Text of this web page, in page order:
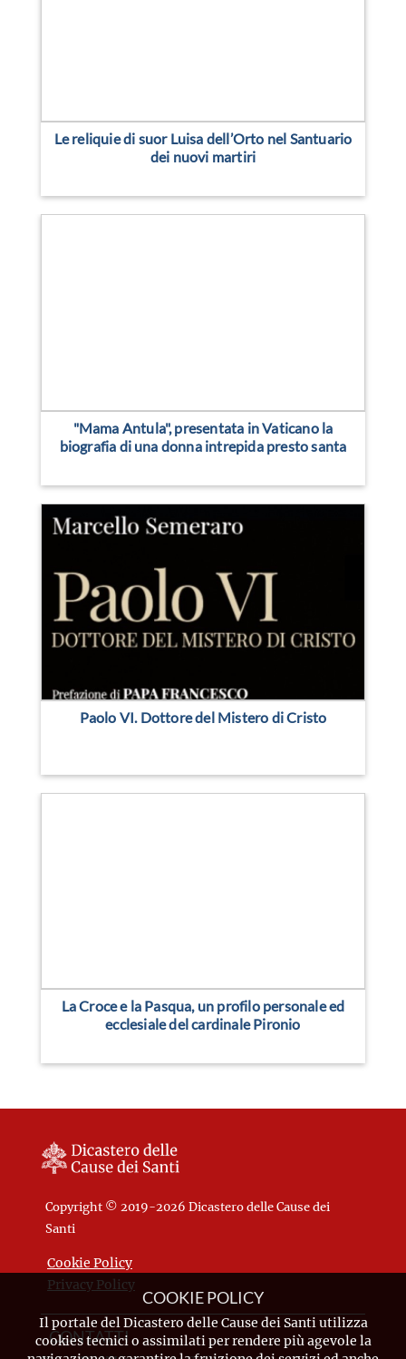
Le reliquie di suor Luisa dell’Orto nel Santuario
dei nuovi martiri
"Mama Antula", presentata in Vaticano la
biografia di una donna intrepida presto santa
Paolo VI. Dottore del Mistero di Cristo
La Croce e la Pasqua, un profilo personale ed
ecclesiale del cardinale Pironio
Copyright © 2019-2026 Dicastero delle Cause dei
Santi
Cookie Policy
Privacy Policy
CONTATTI
COOKIE POLICY
Il portale del Dicastero delle Cause dei Santi utilizza
cookies tecnici o assimilati per rendere più agevole la